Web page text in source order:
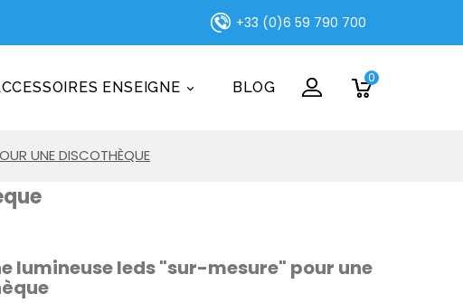
+33 (0)6 59 790 700

ENSEIGNE BLOG
0
UNE DISCOTHÈQUE
lumineuse leds "sur-mesure" pour une